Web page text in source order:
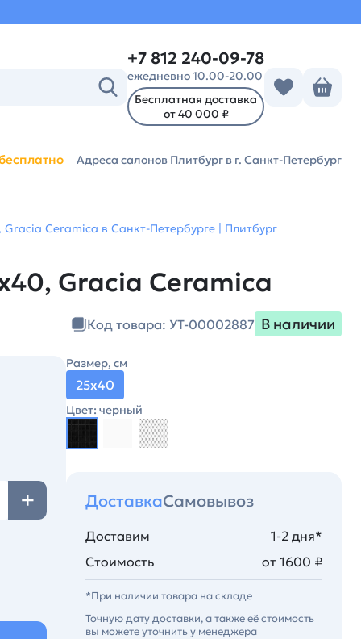
+7 812 240-09-78
ежедневно 10.00-20.00
Бесплатная доставка
от 40 000 ₽
Адреса салонов Плитбург в г. Санкт-Петербург
Ceramica в Санкт-Петербурге | Плитбург
Gracia Ceramica
Код товара: УТ-00002887 В наличии
Размер, см
25х40
Цвет: черный
ДоставкаСамовывоз
Доставим
1-2 дня*
Стоимость
от 1600 ₽
*При наличии товара на складе
Точную дату доставки, а также её стоимость
вы можете уточнить у менеджера